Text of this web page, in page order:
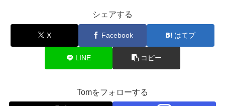
シェアする
X Facebook はてブ
LINE コピー
Tomをフォローする